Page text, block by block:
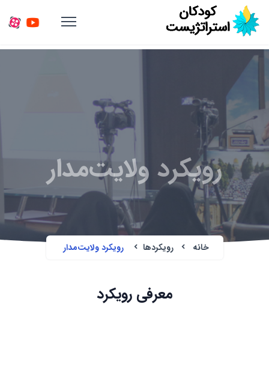
رویکرد ولایت‌مدار
خانه رویکردها رویکرد ولایت‌مدار
معرفی رویکرد